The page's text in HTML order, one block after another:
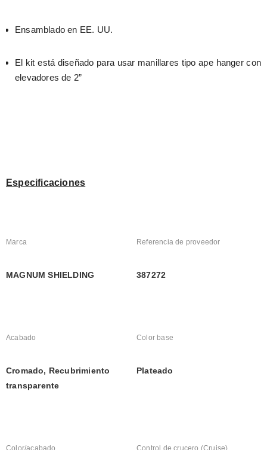
Ensamblado en EE. UU.
El kit está diseñado para usar manillares tipo ape hanger con
elevadores de 2”
Especificaciones
Marca
MAGNUM SHIELDING
Referencia de proveedor
387272
Acabado
Cromado, Recubrimiento
transparente
Color base
Plateado
Color/acabado Control de crucero (Cruise)